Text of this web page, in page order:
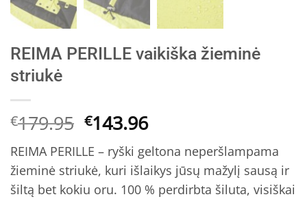
REIMA PERILLE vaikiška žieminė
striukė
€179.95 Original
price
was:
€179.95.
€143.96Current
price
is:
€143.96.
REIMA PERILLE – ryški geltona neperšlampama
žieminė striukė, kuri išlaikys jūsų mažylį sausą ir
šiltą bet kokiu oru. 100 % perdirbta šiluta, visiškai